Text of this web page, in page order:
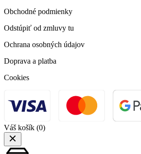
Obchodné podmienky
Odstúpiť od zmluvy tu
Ochrana osobných údajov
Doprava a platba
Cookies
Váš košík (0)